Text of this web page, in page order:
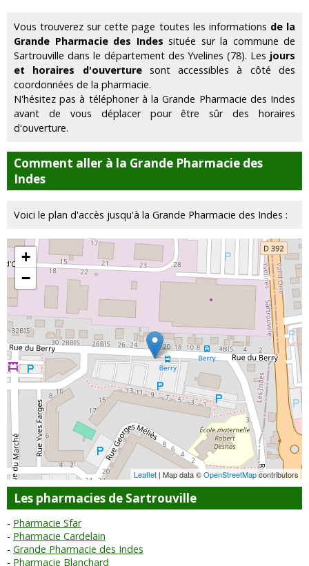
Vous trouverez sur cette page toutes les informations de la
Grande Pharmacie des Indes située sur la commune de
Sartrouville dans le département des Yvelines (78). Les jours
et horaires d'ouverturesont accessibles à côté des
coordonnées de la pharmacie.
N'hésitez pas à téléphoner à la Grande Pharmacie des Indes
avant de vous déplacer pour être sûr des horaires
d'ouverture.
Comment aller à la Grande Pharmacie des
Indes
Voici le plan d'accès jusqu'à la Grande Pharmacie des Indes :
+
−
Leaflet | Map data ©OpenStreetMapcontributors
Les pharmacies de Sartrouville
Pharmacie Sfar
Pharmacie Cardelain
Grande Pharmacie des Indes
Pharmacie Blanchard